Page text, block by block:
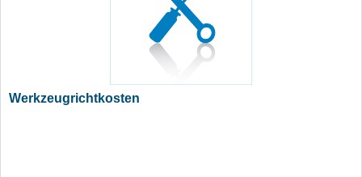
Werkzeugrichtkosten